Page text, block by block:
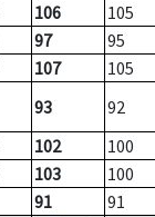
106
105
97
95
107
105
93
92
102
100
103
100
91 91